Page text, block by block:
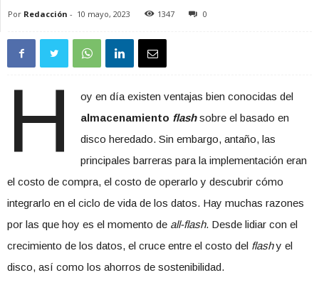
Por Redacción - 10 mayo, 2023 1347 0
H
oy en día existen ventajas bien conocidas del
almacenamiento flashsobre el basado en
disco heredado. Sin embargo, antaño, las
principales barreras para la implementación eran
el costo de compra, el costo de operarlo y descubrir cómo
integrarlo en el ciclo de vida de los datos. Hay muchas razones
por las que hoy es el momento de all-flash. Desde lidiar con el
crecimiento de los datos, el cruce entre el costo del flashy el
disco, así como los ahorros de sostenibilidad.